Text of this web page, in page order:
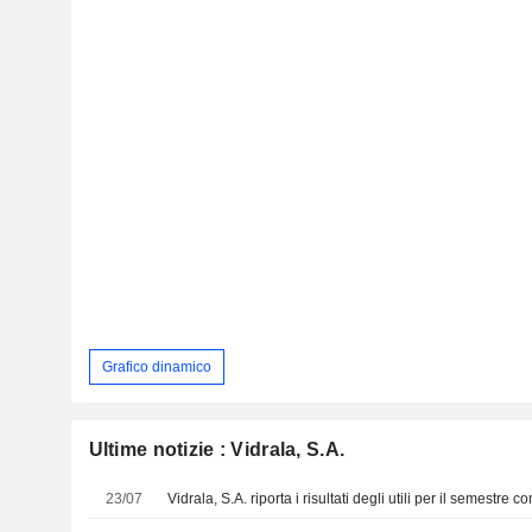
Grafico dinamico
Ultime notizie : Vidrala, S.A.
23/07